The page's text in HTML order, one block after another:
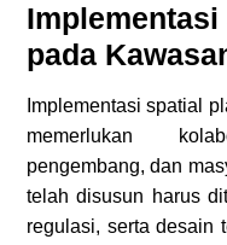
pada
Implementasi spatial
memerlukan
pengembang, dan
telah disusun harus
regulasi, serta desain